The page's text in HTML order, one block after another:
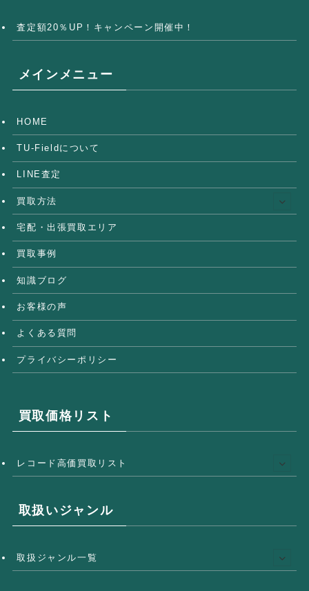
査定額20％UP！キャンペーン開催中！
メインメニュー
HOME
TU-Fieldについて
LINE査定
買取方法
宅配・出張買取エリア
買取事例
知識ブログ
お客様の声
よくある質問
プライバシーポリシー
買取価格リスト
レコード高価買取リスト
取扱いジャンル
取扱ジャンル一覧